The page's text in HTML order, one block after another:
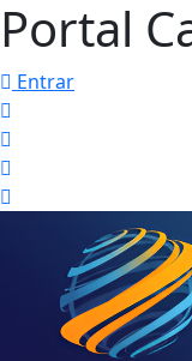
Portal
Entrar